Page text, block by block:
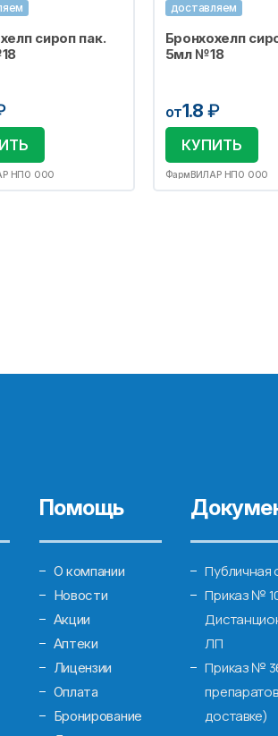
сироп пак.
НПО ООО
доставляем
Бронхохелп
5мл №18
от1.8 ₽
КУПИТЬ
ФармВИЛАР НПО ООО
Помощь
О компании
Новости
Акции
Аптеки
Лицензии
Оплата
Бронирование
Публичная
Приказ №
ЛП
Приказ №
доставке)